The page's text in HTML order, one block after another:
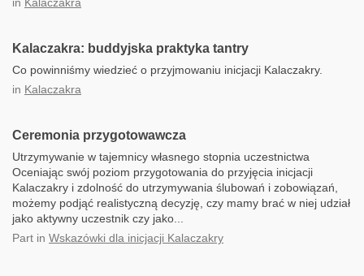
Kalaczakra: buddyjska praktyka tantry
Co powinniśmy wiedzieć o przyjmowaniu inicjacji Kalaczakry.
in Kalaczakra
Ceremonia przygotowawcza
Utrzymywanie w tajemnicy własnego stopnia uczestnictwa
Oceniając swój poziom przygotowania do przyjęcia inicjacji
Kalaczakry i zdolność do utrzymywania ślubowań i zobowiązań,
możemy podjąć realistyczną decyzję, czy mamy brać w niej udział
jako aktywny uczestnik czy jako...
Part in Wskazówki dla inicjacji Kalaczakry